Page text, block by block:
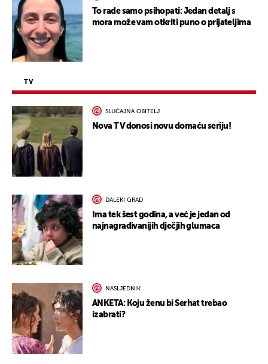
To rade samo psihopati: Jedan detalj s
mora može vam otkriti puno o prijateljima
TV
SLUČAJNA OBITELJ
Nova TV donosi novu domaću seriju!
DALEKI GRAD
Ima tek šest godina, a već je jedan od
najnagrađivanijih dječjih glumaca
NASLJEDNIK
ANKETA: Koju ženu bi Serhat trebao
izabrati?